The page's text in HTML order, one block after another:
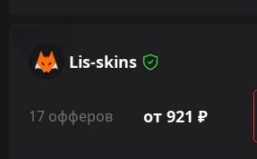
Lis-skins
17 офферов от 921 ₽